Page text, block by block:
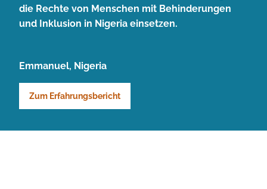
die Rechte von Menschen mit Behinderungen
und Inklusion in Nigeria einsetzen.
Emmanuel, Nigeria
Zum Erfahrungsbericht